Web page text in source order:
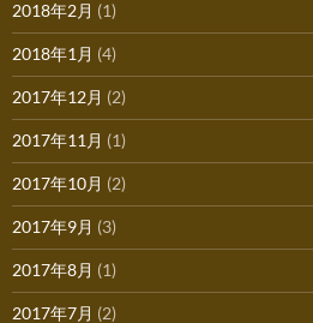
2018年2月 (1)
2018年1月 (4)
2017年12月 (2)
2017年11月 (1)
2017年10月 (2)
2017年9月 (3)
2017年8月 (1)
2017年7月 (2)